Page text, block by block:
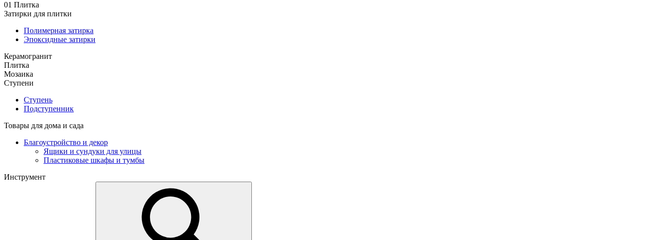
01 Плитка
Затирки для плитки
Полимерная затирка
Эпоксидные затирки
Керамогранит
Плитка
Мозаика
Ступени
Ступень
Подступенник
Товары для дома и сада
Благоустройство и декор
Ящики и сундуки для улицы
Пластиковые шкафы и тумбы
Инструмент